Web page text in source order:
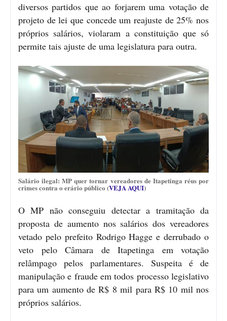
diversos partidos que ao forjarem uma votação de
projeto de lei que concede um reajuste de 25% nos
próprios salários, violaram a constituição que só
permite tais ajuste de uma legislatura para outra.
Salário ilegal: MP quer tornar vereadores de Itapetinga réus por
crimes contra o erário público (VEJA AQUI)
O MP não conseguiu detectar a tramitação da
proposta de aumento nos salários dos vereadores
vetado pelo prefeito Rodrigo Hagge e derrubado o
veto pelo Câmara de Itapetinga em votação
relâmpago pelos parlamentares. Suspeita é de
manipulação e fraude em todos processo legislativo
para um aumento de R$ 8 mil para R$ 10 mil nos
próprios salários.